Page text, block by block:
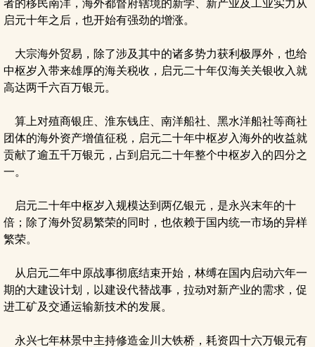
者的移民南洋，海外都督府辖境的新学、新产业及工业实力从
启元十年之后，也开始有强劲的增涨。
大宗海外贸易，除了涉及其中的诸多势力获利极厚外，也给
中枢岁入带来雄厚的海关税收，启元二十年仅海关关银收入就
高达两千六百万银元。
算上对殖商银庄、淮东钱庄、南洋船社、黑水洋船社等商社
团体的海外资产增值征税，启元二十年中枢岁入海外的收益就
贡献了逾五千万银元，占到启元二十年整个中枢岁入的四分之
一。
启元二十年中枢岁入规模达到两亿银元，是永兴末年的十
倍；除了海外贸易繁荣的同时，也依赖于国内统一市场的异样
繁荣。
从启元二年中原战事彻底结束开始，林缚在国内启动六年一
期的大建设计划，以建设代替战事，拉动对新产业的需求，促
进工矿及交通运输新技术的发展。
永兴七年林景中主持修造金川大铁桥，耗资四十六万银元有